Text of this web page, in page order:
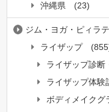
沖縄県
(23)
ジム・ヨガ・ピィラ
ライザップ
ライザップ診断
ライザップ体験
ボディメイクグ